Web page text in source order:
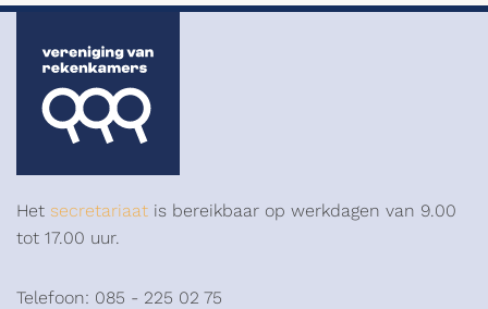
Het secretariaat is bereikbaar op werkdagen van 9.00
tot 17.00 uur.
Telefoon: 085 - 225 02 75